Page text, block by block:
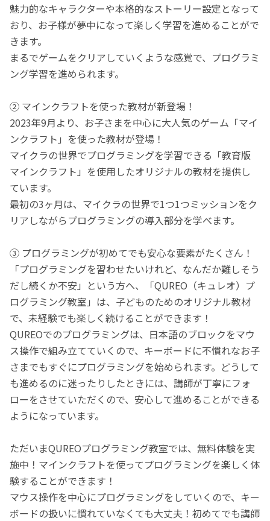
魅力的なキャラクターや本格的なストーリー設定となって
おり、お子様が夢中になって楽しく学習を進めることがで
きます。
まるでゲームをクリアしていくような感覚で、プログラミ
ング学習を進められます。
② マインクラフトを使った教材が新登場！
2023年9月より、お子さまを中心に大人気のゲーム「マイ
ンクラフト」を使った教材が登場！
マイクラの世界でプログラミングを学習できる「教育版
マインクラフト」を使用したオリジナルの教材を提供し
ています。
最初の3ヶ月は、マイクラの世界で1つ1つミッションをク
リアしながらプログラミングの導入部分を学べます。
③ プログラミングが初めてでも安心な要素がたくさん！
「プログラミングを習わせたいけれど、なんだか難しそう
だし続くか不安」という方へ、「QUREO（キュレオ）プ
ログラミング教室」は、子どものためのオリジナル教材
で、未経験でも楽しく続けることができます！
QUREOでのプログラミングは、日本語のブロックをマウ
ス操作で組み立てていくので、キーボードに不慣れなお子
さまでもすぐにプログラミングを始められます。どうして
も進めるのに迷ったりしたときには、講師が丁寧にフォ
ローをさせていただくので、安心して進めることができる
ようになっています。
ただいまQUREOプログラミング教室では、無料体験を実
施中！マインクラフトを使ってプログラミングを楽しく体
験することができます！
マウス操作を中心にプログラミングをしていくので、キー
ボードの扱いに慣れていなくても大丈夫！初めてでも講師